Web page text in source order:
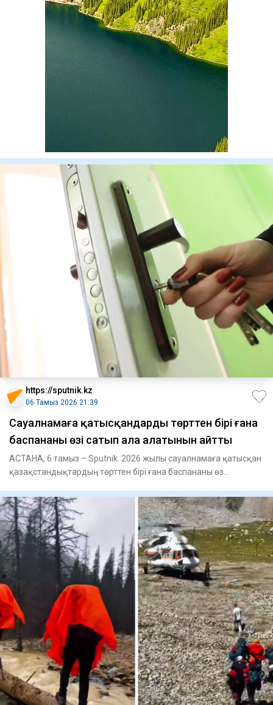
https://sputnik.kz
06 Тамыз 2026 21:39
Сауалнамаға қатысқандардың төрттен бірі ғана
баспананы өзі сатып ала алатынын айтты
АСТАНА, 6 тамыз – Sputnik. 2026 жылы сауалнамаға қатысқан
қазақстандықтардың төрттен бірі ғана баспананы өз